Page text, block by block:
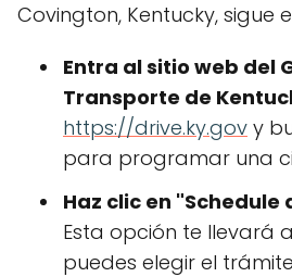
Covington, Kentucky, sigue
Entra al sitio web del
Transporte de
https://drive.ky.gov y
para programar una
Haz clic en
Esta opción te llevará
puedes elegir el